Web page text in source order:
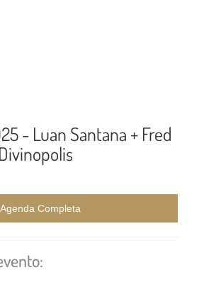
- Luan Santana + Fred
Agenda Completa